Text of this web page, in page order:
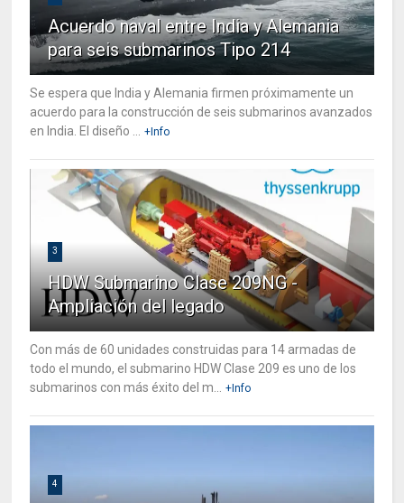
Acuerdo naval entre India y Alemania
para seis submarinos Tipo 214
Se espera que India y Alemania firmen próximamente un
acuerdo para la construcción de seis submarinos avanzados
en India. El diseño ...
+Info
3
HDW Submarino Clase 209NG -
Ampliación del legado
Con más de 60 unidades construidas para 14 armadas de
todo el mundo, el submarino HDW Clase 209 es uno de los
submarinos con más éxito del m...
+Info
4